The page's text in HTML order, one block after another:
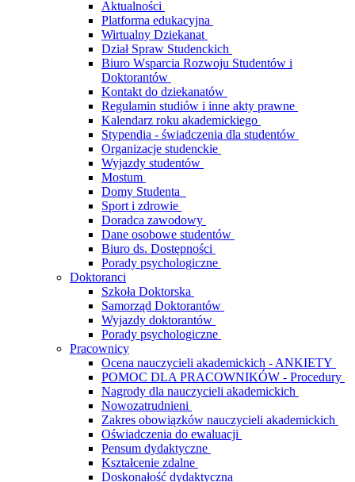
Aktualności
Platforma edukacyjna
Wirtualny Dziekanat
Dział Spraw Studenckich
Biuro Wsparcia Rozwoju Studentów i
Doktorantów
Kontakt do dziekanatów
Regulamin studiów i inne akty prawne
Kalendarz roku akademickiego
Stypendia - świadczenia dla studentów
Organizacje studenckie
Wyjazdy studentów
Mostum
Domy Studenta
Sport i zdrowie
Doradca zawodowy
Dane osobowe studentów
Biuro ds. Dostępności
Porady psychologiczne
Doktoranci
Szkoła Doktorska
Samorząd Doktorantów
Wyjazdy doktorantów
Porady psychologiczne
Pracownicy
Ocena nauczycieli akademickich - ANKIETY
POMOC DLA PRACOWNIKÓW - Procedury
Nagrody dla nauczycieli akademickich
Nowozatrudnieni
Zakres obowiązków nauczycieli akademickich
Oświadczenia do ewaluacji
Pensum dydaktyczne
Kształcenie zdalne
Doskonałość dydaktyczna